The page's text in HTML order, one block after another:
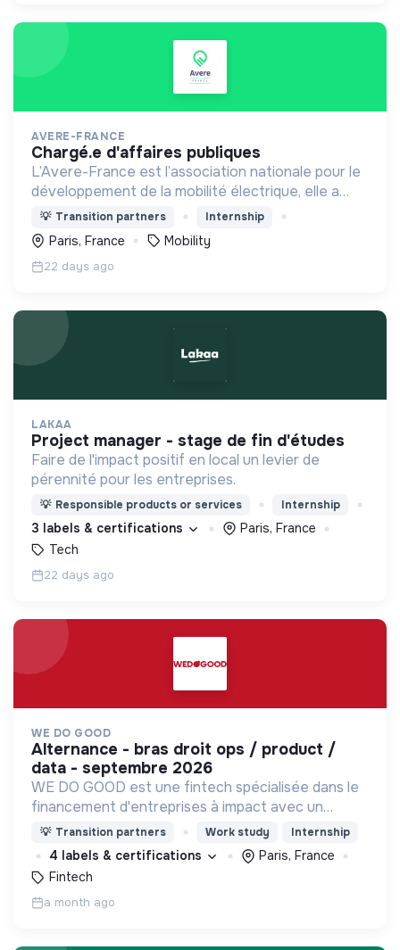
AVERE-FRANCE
chargé.e d'affaires publiques
L’Avere-France est l’association nationale pour le
développement de la mobilité électrique, elle a
pour objectif de faire la promotion de l’utilisation
des véhicules électriques.
💡 Transition partners Internship
Paris, France Mobility
22 days ago
LAKAA
project manager - stage de fin d'études
Faire de l'impact positif en local un levier de
pérennité pour les entreprises.
💡 Responsible products or services Internship
3 labels & certifications
Paris, France
Tech
22 days ago
WE DO GOOD
alternance - bras droit ops / product /
data - septembre 2026
WE DO GOOD est une fintech spécialisée dans le
financement d'entreprises à impact avec un
modèle unique : le partage de revenus (Revenue
Based Finance). WE DO GOOD est certifiée B
Corp
💡 Transition partners Work study Internship
4 labels & certifications
Paris, France
Fintech
a month ago